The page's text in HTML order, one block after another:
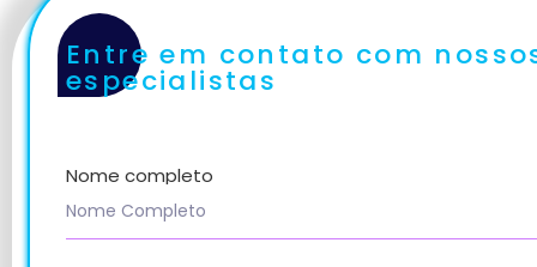
Entre em contato com
especialistas
Nome completo